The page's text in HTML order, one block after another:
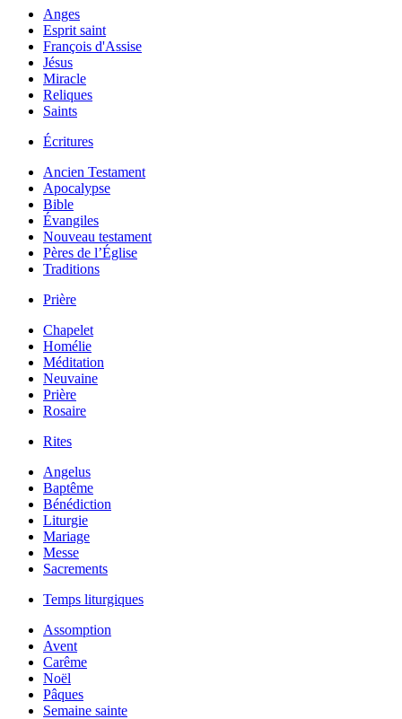
Anges
Esprit saint
François d'Assise
Jésus
Miracle
Reliques
Saints
Écritures
Ancien Testament
Apocalypse
Bible
Évangiles
Nouveau testament
Pères de l’Église
Traditions
Prière
Chapelet
Homélie
Méditation
Neuvaine
Prière
Rosaire
Rites
Angelus
Baptême
Bénédiction
Liturgie
Mariage
Messe
Sacrements
Temps liturgiques
Assomption
Avent
Carême
Noël
Pâques
Semaine sainte